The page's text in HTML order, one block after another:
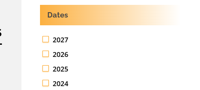
Dates
2027
2026
2025
2024